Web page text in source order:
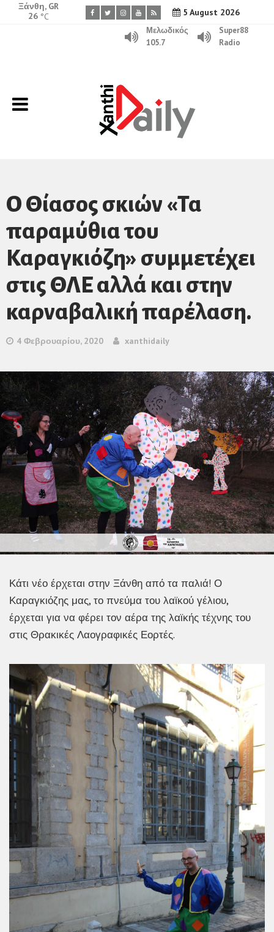
5 August 2026
Ξάνθη, GR
26 °C
Μελωδικός
105.7
Super88
Radio
Ο Θίασος σκιών «Τα
παραμύθια του
Καραγκιόζη» συμμετέχει
στις ΘΛΕ αλλά και στην
καρναβαλική παρέλαση.
4 Φεβρουαρίου, 2020 xanthidaily
Κάτι νέο έρχεται στην Ξάνθη από τα παλιά! Ο
Καραγκιόζης μας, το πνεύμα του λαϊκού γέλιου,
έρχεται για να φέρει τον αέρα της λαϊκής τέχνης του
στις Θρακικές Λαογραφικές Εορτές.